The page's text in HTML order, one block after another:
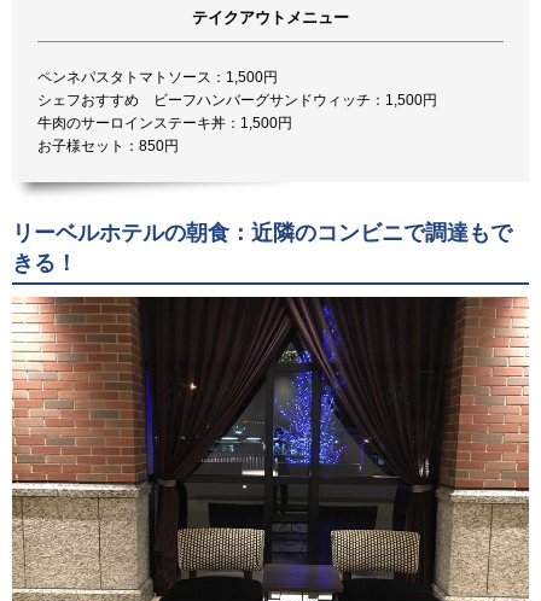
テイクアウトメニュー
ペンネパスタトマトソース：1,500円
シェフおすすめ ビーフハンバーグサンドウィッチ：1,500円
牛肉のサーロインステーキ丼：1,500円
お子様セット：850円
リーベルホテルの朝食：近隣のコンビニで調達もで
きる！